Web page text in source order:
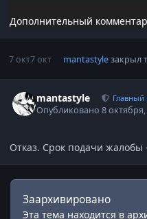
Дополнительный
7 окт7 окт mantastyleзакрыл
mantastyle
Опубликовано8
Отказ. Срок подачи жалобы
Заархивировано
Эта тема находится в